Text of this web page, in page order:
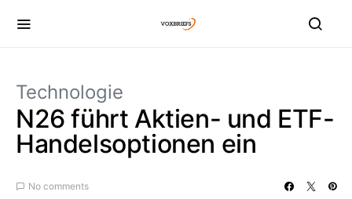
Technologie
N26 führt Aktien- und ETF-
Handelsoptionen ein
No comments